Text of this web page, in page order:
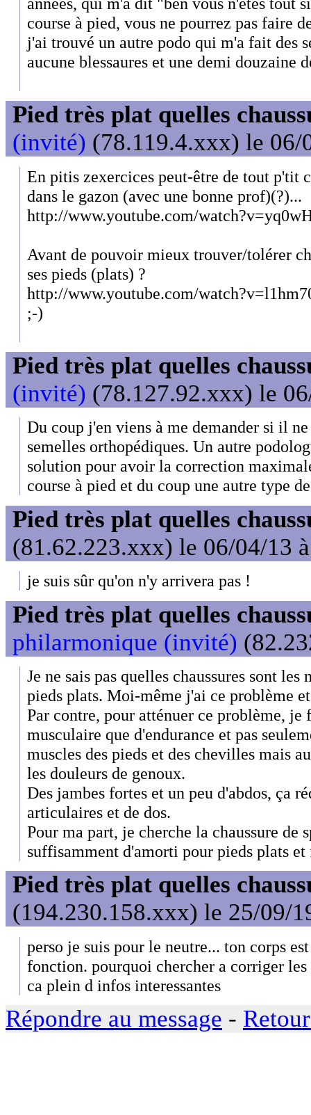
course à pied, vous ne pourrez pas faire
j'ai trouvé un autre podo qui m'a fait des
aucune blessaures et une demi douzaine
Pied très plat quelles
(invité) (78.119.4.xxx) le 06/
En pitis zexercices peut-être de tout p'tit
dans le gazon (avec une bonne prof)(?)...
http://www.youtube.com/
Avant de pouvoir mieux trouver/tolérer
ses pieds (plats) ?
http://www.youtube.com/
;-)
Pied très plat quelles
(invité) (78.127.92.xxx) le
Du coup j'en viens à me demander si il
semelles orthopédiques. Un autre
solution pour avoir la correction
course à pied et du coup une autre type
Pied très plat quelles
(81.62.223.xxx) le 06/04/13
je suis sûr qu'on n'y arrivera pas !
Pied très plat quelles
philarmonique (invité)
Je ne sais pas quelles chaussures sont les
pieds plats. Moi-même j'ai ce problème
Par contre, pour atténuer ce problème, je
musculaire que d'endurance et pas
muscles des pieds et des chevilles mais
les douleurs de genoux.
Des jambes fortes et un peu d'abdos, ça
articulaires et de dos.
Pour ma part, je cherche la chaussure de
suffisamment d'amorti pour pieds plats et
Pied très plat quelles
(194.230.158.xxx) le 25/09/
perso je suis pour le neutre... ton corps
fonction. pourquoi chercher a corriger
ca plein d infos interessantes
Répondre au message -